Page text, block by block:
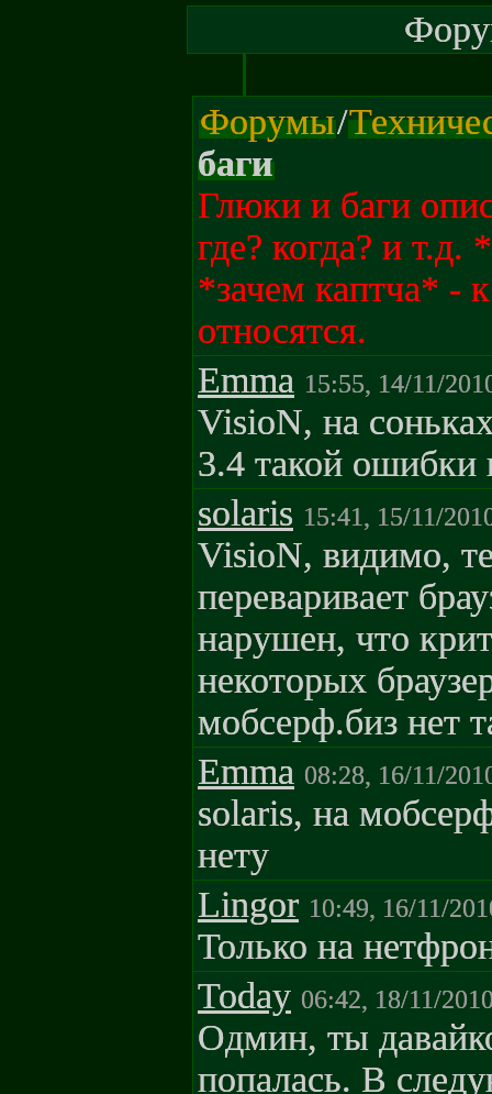
Форумы/
баги
Глюки и баги
где? когда? и
*зачем каптча* -
относятся.
Emma 15:55, 14/11/
VisioN, на
3.4 такой ошибки
solaris 15:41, 15/11/
VisioN, видимо,
переваривает
нарушен, что
некоторых
мобсерф.биз нет
Emma 08:28, 16/11/
solaris, на
нету
Lingor 10:49, 16/11/
Только на
Today 06:42, 18/11/
Одмин, ты
попалась. В